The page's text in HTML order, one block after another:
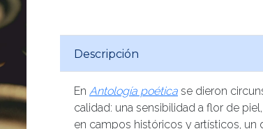
Descripción
En Antología poética se dieron
calidad: una sensibilidad a flor de
en campos históricos y artísticos,